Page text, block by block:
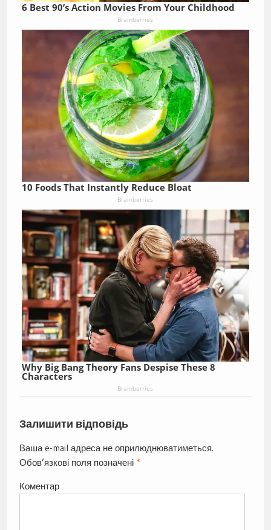
6 Best 90’s Action Movies From Your Childhood
Brainberries
10 Foods That Instantly Reduce Bloat
Brainberries
Why Big Bang Theory Fans Despise These 8
Characters
Brainberries
Залишити відповідь
Ваша e-mail адреса не оприлюднюватиметься.
Обов’язкові поля позначені *
Коментар